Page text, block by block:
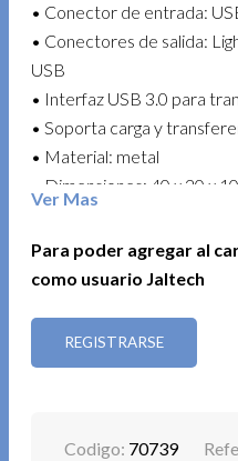
• Conector de entrada:
• Conectores de salida:
USB
• Interfaz USB 3.0 para
• Soporta carga y
• Material: metal
• Dimensiones: 40 x 20 x
• Compatible con
portátiles, cámaras y
Una solución práctica y
conexiones y mantener tus
Ver Mas
Para poder agregar al
como usuario Jaltech
REGISTRARSE
Codigo: 70739